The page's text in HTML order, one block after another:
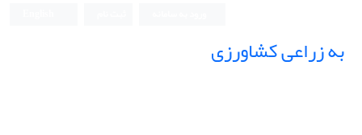
به زراعی کشاورزی